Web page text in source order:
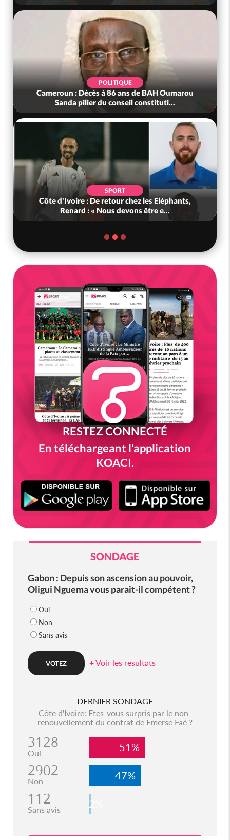
POLITIQUE
Cameroun : Décès à 86 ans de BAH Oumarou
Sanda pilier du conseil constituti...
SPORT
Côte d'Ivoire : De retour chez les Eléphants,
Renard : « Nous devons être e...
RESTEZ CONNECTÉ
En téléchargeant l'application
KOACI.
SONDAGE
Gabon : Depuis son ascension au pouvoir,
Oligui Nguema vous parait-il compétent ?
Oui
Non
Sans avis
+ Voir les resultats
DERNIER SONDAGE
Côte d'Ivoire: Etes-vous surpris par le non-
renouvellement du contrat de Emerse Faé ?
3128
Oui 51%
2902
Non 47%
112
Sans avis 2%